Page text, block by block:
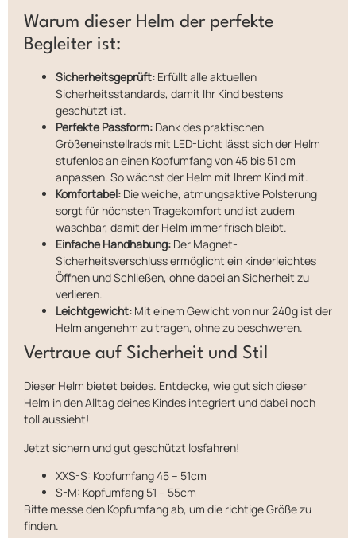
Warum dieser Helm der perfekte
Begleiter ist:
Sicherheitsgeprüft: Erfüllt alle aktuellen
Sicherheitsstandards, damit Ihr Kind bestens
geschützt ist.
Perfekte Passform: Dank des praktischen
Größeneinstellrads mit LED-Licht lässt sich der Helm
stufenlos an einen Kopfumfang von 45 bis 51 cm
anpassen. So wächst der Helm mit Ihrem Kind mit.
Komfortabel: Die weiche, atmungsaktive Polsterung
sorgt für höchsten Tragekomfort und ist zudem
waschbar, damit der Helm immer frisch bleibt.
Einfache Handhabung: Der Magnet-
Sicherheitsverschluss ermöglicht ein kinderleichtes
Öffnen und Schließen, ohne dabei an Sicherheit zu
verlieren.
Leichtgewicht: Mit einem Gewicht von nur 240g ist der
Helm angenehm zu tragen, ohne zu beschweren.
Vertraue auf Sicherheit und Stil
Dieser Helm bietet beides. Entdecke, wie gut sich dieser
Helm in den Alltag deines Kindes integriert und dabei noch
toll aussieht!
Jetzt sichern und gut geschützt losfahren!
XXS-S: Kopfumfang 45 – 51cm
S-M: Kopfumfang 51 – 55cm​
Bitte messe den Kopfumfang ab, um die richtige Größe zu
finden.